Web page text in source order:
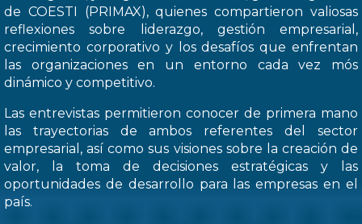
de COESTI (PRIMAX), quienes compartieron valiosas
reflexiones sobre liderazgo, gestión empresarial,
crecimiento corporativo y los desafíos que enfrentan
las organizaciones en un entorno cada vez mós
dinámico y competitivo.
Las entrevistas permitieron conocer de primera mano
las trayectorias de ambos referentes del sector
empresarial, así como sus visiones sobre la creación de
valor, la toma de decisiones estratégicas y las
oportunidades de desarrollo para las empresas en el
país.